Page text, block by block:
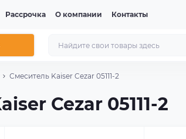
Рассрочка О компании Контакты
Смеситель Kaiser Cezar 05111-2
Cezar 05111-2